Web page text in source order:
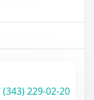
(343) 229-02-20